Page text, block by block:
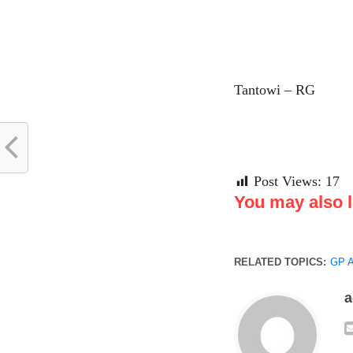
Tantowi – RG
Post Views: 17
You may also
RELATED TOPICS: GP